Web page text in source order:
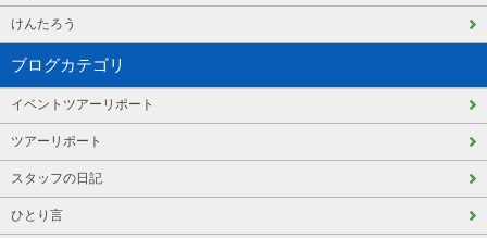
けんたろう
ブログカテゴリ
イベントツアーリポート
ツアーリポート
スタッフの日記
ひとり言